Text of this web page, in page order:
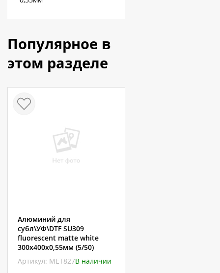
Популярное в
этом разделе
Алюминий для
субл\УФ\DTF SU309
fluorescent matte white
300х400х0,55мм (5/50)
Артикул: МЕТ827В наличии